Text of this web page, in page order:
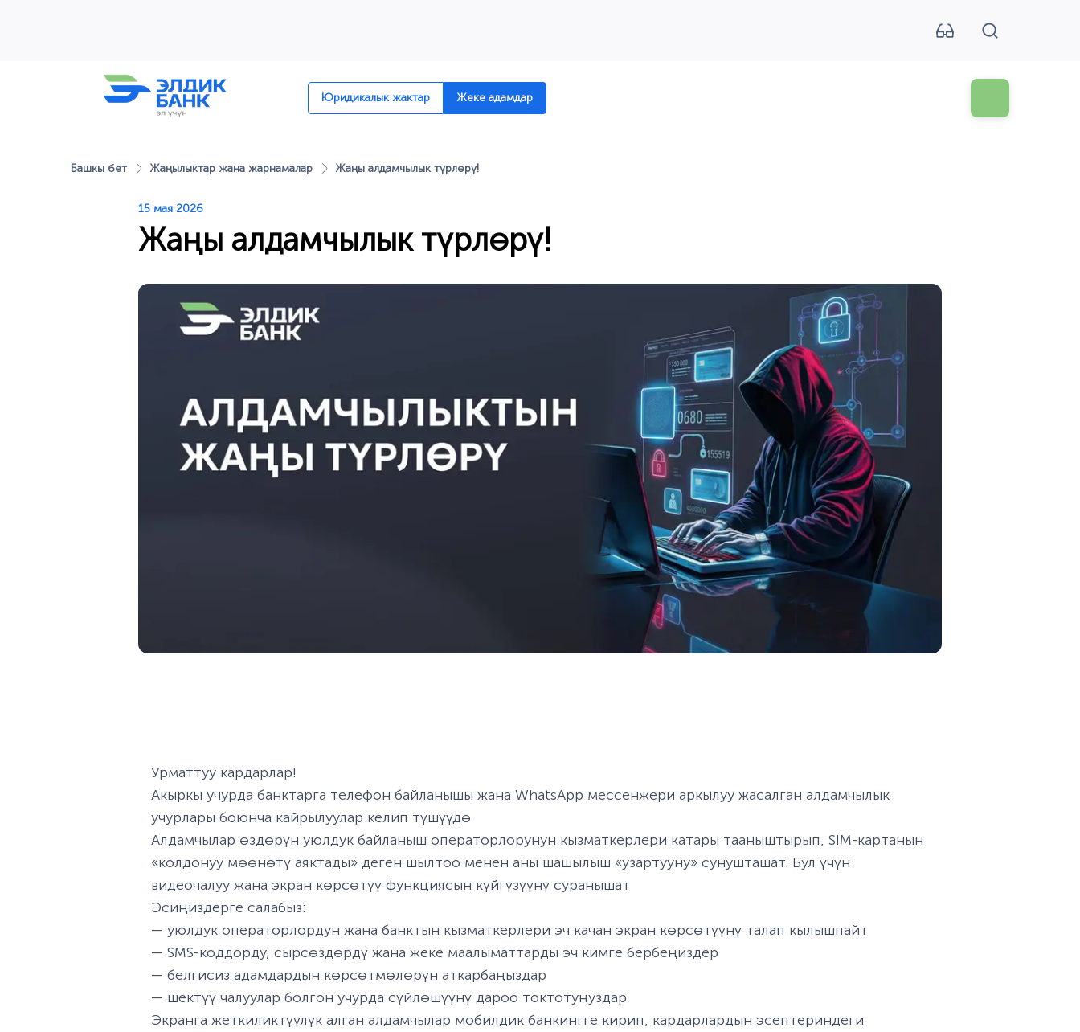
Юридикалык жактар Жеке адамдар
Башкы бет Жаңылыктар жана жарнамалар Жаңы алдамчылык түрлөрү!
15 мая 2026
Жаңы алдамчылык түрлөрү!
Урматтуу кардарлар!
Акыркы учурда банктарга телефон байланышы жана WhatsApp мессенжери аркылуу жасалган алдамчылык
учурлары боюнча кайрылуулар келип түшүүдө
Алдамчылар өздөрүн уюлдук байланыш операторлорунун кызматкерлери катары тааныштырып, SIM-картанын
«колдонуу мөөнөтү аяктады» деген шылтоо менен аны шашылыш «узартууну» сунушташат. Бул үчүн
видеочалуу жана экран көрсөтүү функциясын күйгүзүүнү суранышат
Эсиңиздерге салабыз:
— уюлдук операторлордун жана банктын кызматкерлери эч качан экран көрсөтүүнү талап кылышпайт
— SMS-коддорду, сырсөздөрдү жана жеке маалыматтарды эч кимге бербеңиздер
— белгисиз адамдардын көрсөтмөлөрүн аткарбаңыздар
— шектүү чалуулар болгон учурда сүйлөшүүнү дароо токтотуңуздар
Экранга жеткиликтүүлүк алган алдамчылар мобилдик банкингге кирип, кардарлардын эсептериндеги